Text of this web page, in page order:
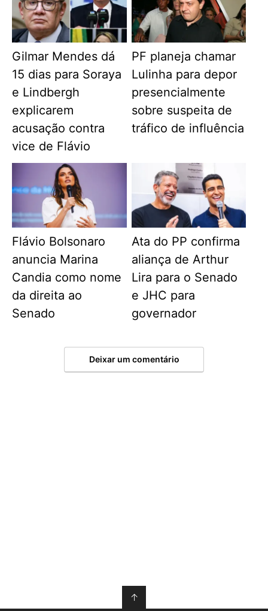
Gilmar Mendes dá
15 dias para Soraya
e Lindbergh
explicarem
acusação contra
vice de Flávio
PF planeja chamar
Lulinha para depor
presencialmente
sobre suspeita de
tráfico de influência
Flávio Bolsonaro
anuncia Marina
Candia como nome
da direita ao
Senado
Ata do PP confirma
aliança de Arthur
Lira para o Senado
e JHC para
governador
Deixar um comentário
↑